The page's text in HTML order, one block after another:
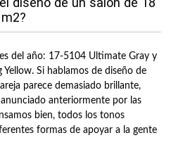
m2?
del año: 17-5104 Ultimate Gray y
Si hablamos de diseño de
parece demasiado brillante,
anteriormente por las
bien, todos los tonos
formas de apoyar a la gente